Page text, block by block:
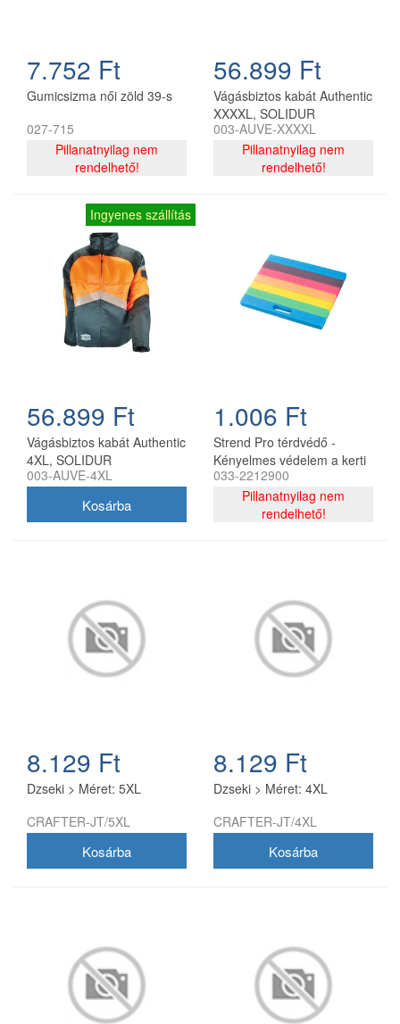
7.752 Ft
Gumicsizma női zöld 39-s
027-715
Pillanatnyilag nem
rendelhető!
56.899 Ft
Vágásbiztos kabát Authentic
XXXXL, SOLIDUR
003-AUVE-XXXXL
Pillanatnyilag nem
rendelhető!
Ingyenes szállítás
56.899 Ft
Vágásbiztos kabát Authentic
4XL, SOLIDUR
003-AUVE-4XL
1.006 Ft
Strend Pro térdvédő -
Kényelmes védelem a kerti
munkákhoz A Strend Pro
térdvédő ideális megoldás a
kényelmes és védő kerti
kényelmet biztosít.Könnyű,
szakadásálló és vízálló, így
ideális segítője a
kertészkedésnek vagy más
földmunkáknak.Akár, hogy
kényelmes térdeléshez.
Anyag:Hab, szakadás- és
vízálló, hosszú élettartamot
biztosít. Szín:Színes
kialakítás, hogy feldobja a
kertészeti felszerelését.
Könnyű és
Strend Pro térdvédő egy
praktikus és kényelmes
eszköz, amelyet minden
kertész értékelni fog. Ideális
öntözéshez, ültetéshez
033-2212900
Pillanatnyilag nem
rendelhető!
8.129 Ft
Dzseki > Méret: 5XL
CRAFTER-JT/5XL
8.129 Ft
Dzseki > Méret: 4XL
CRAFTER-JT/4XL